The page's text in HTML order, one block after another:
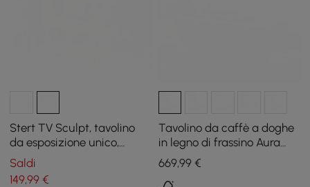
Stert TV Sculpt, tavolino
da esposizione unico,
colore: giallo
Saldi
149,99 €
Tavolino da caffè a doghe
in legno di frassino Aura
1200 mm con piano in
pietra sinterizzata
669,99€